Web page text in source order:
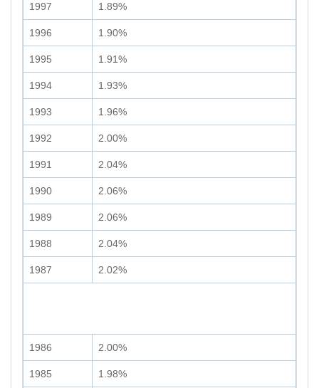
1997 1.89%
1996 1.90%
1995 1.91%
1994 1.93%
1993 1.96%
1992 2.00%
1991 2.04%
1990 2.06%
1989 2.06%
1988 2.04%
1987 2.02%
1986 2.00%
1985 1.98%